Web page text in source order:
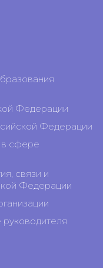
Федерации
Федерации
в сфере
связи и
Федерации